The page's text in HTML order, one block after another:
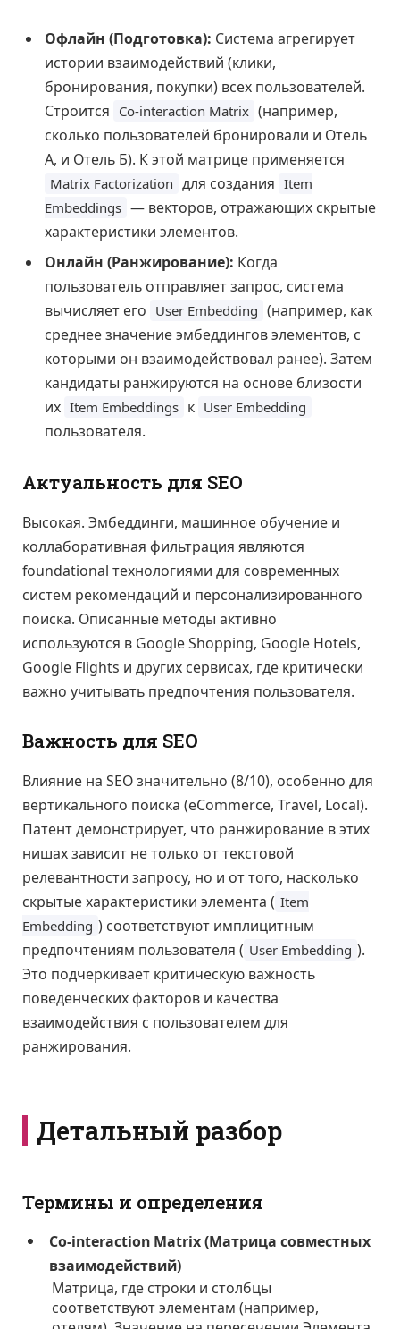
Офлайн (Подготовка): Система агрегирует
истории взаимодействий (клики,
бронирования, покупки) всех пользователей.
Строится Co-interaction Matrix (например,
сколько пользователей бронировали и Отель
А, и Отель Б). К этой матрице применяется
Matrix Factorization для создания Item
Embeddings — векторов, отражающих скрытые
характеристики элементов.
Онлайн (Ранжирование): Когда
пользователь отправляет запрос, система
вычисляет его User Embedding (например, как
среднее значение эмбеддингов элементов, с
которыми он взаимодействовал ранее). Затем
кандидаты ранжируются на основе близости
их Item Embeddings к User Embedding
пользователя.
Актуальность для SEO
Высокая. Эмбеддинги, машинное обучение и
коллаборативная фильтрация являются
foundational технологиями для современных
систем рекомендаций и персонализированного
поиска. Описанные методы активно
используются в Google Shopping, Google Hotels,
Google Flights и других сервисах, где критически
важно учитывать предпочтения пользователя.
Важность для SEO
Влияние на SEO значительно (8/10), особенно для
вертикального поиска (eCommerce, Travel, Local).
Патент демонстрирует, что ранжирование в этих
нишах зависит не только от текстовой
релевантности запросу, но и от того, насколько
скрытые характеристики элемента ( Item
Embedding ) соответствуют имплицитным
предпочтениям пользователя ( User Embedding ).
Это подчеркивает критическую важность
поведенческих факторов и качества
взаимодействия с пользователем для
ранжирования.
Детальный разбор
Термины и определения
Co-interaction Matrix (Матрица совместных
взаимодействий)
Матрица, где строки и столбцы
соответствуют элементам (например,